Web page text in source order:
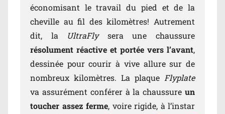
économisant le travail du pied et de la
cheville au fil des kilomètres! Autrement
dit, la UltraFly sera une chaussure
résolument réactive et portée vers l’avant,
dessinée pour courir à vive allure sur de
nombreux kilomètres. La plaque Flyplate
va assurément conférer à la chaussure un
toucher assez ferme, voire rigide, à l’instar